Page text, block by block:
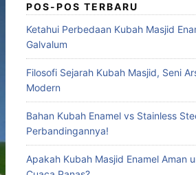
POS-POS TERBARU
Ketahui Perbedaan Kubah Masjid
Galvalum
Filosofi Sejarah Kubah Masjid, Seni
Modern
Bahan Kubah Enamel vs Stainless
Perbandingannya!
Apakah Kubah Masjid Enamel Aman